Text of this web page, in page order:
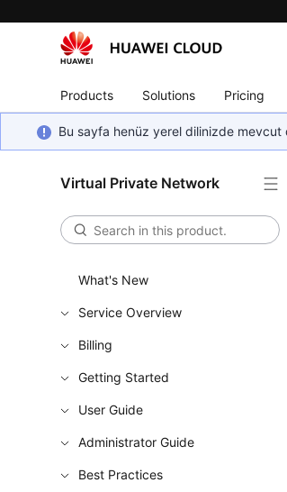
Products Solutions Pricing
Bu sayfa henüz yerel dilinizde
Virtual Private Network
What's New
Service Overview
Billing
Getting Started
User Guide
Administrator Guide
Best Practices